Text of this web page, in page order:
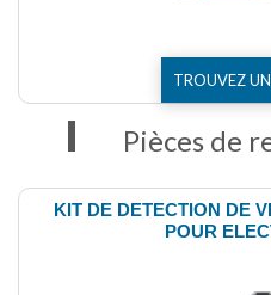
TROUVEZ
Pièces de
KIT DE DETECTION DE
POUR